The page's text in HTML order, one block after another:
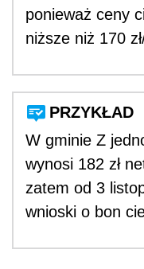
ponieważ ceny
niższe niż 170
PRZYKŁAD
W gminie Z
wynosi 182 zł
zatem od 3
wnioski o bon